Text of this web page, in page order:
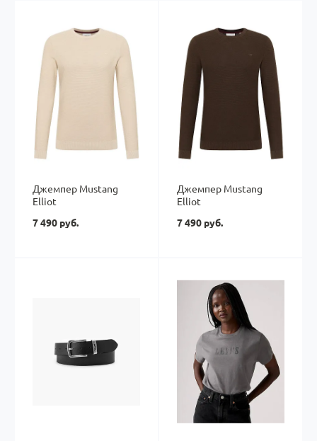
Джемпер Mustang
Elliot
7 490 руб.
Джемпер Mustang
Elliot
7 490 руб.